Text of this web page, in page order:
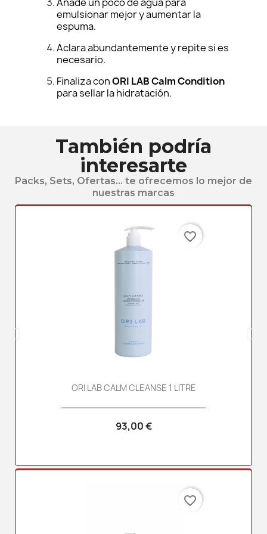
emulsionar mejor y aumentar la
espuma.
Aclara abundantemente y repite si es
necesario.
Finaliza conORI LAB Calm Condition
para sellar la hidratación.
También podría
interesarte
Packs, Sets, Ofertas... te ofrecemos lo mejor de
nuestras marcas
ORI LAB CALM CLEANSE 1 LITRE
93,00 €
favorite_border
favorite_border